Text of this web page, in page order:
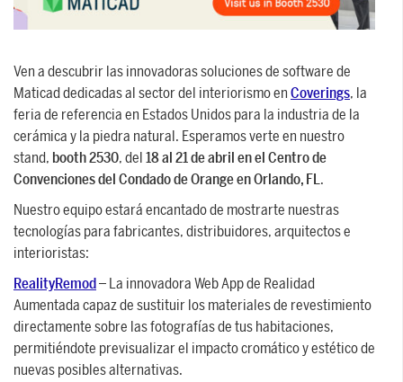
Servicio de asistencia para guiarte en el
uso del software, desde la instalación
hasta la realización de proyectos.
PARA AQUITETOS E DESIGNERS
PARA AQUITETOS E DESIGNERS
Saiba mais >
Ven a descubrir las innovadoras soluciones de software de
Maticad dedicadas al sector del interiorismo enCoverings, la
feria de referencia en Estados Unidos para la industria de la
cerámica y la piedra natural. Esperamos verte en nuestro
stand, booth 2530, del18 al 21 de abril en el Centro de
Convenciones del Condado de Orange en Orlando, FL.
Nuestro equipo estará encantado de mostrarte nuestras
tecnologías para fabricantes, distribuidores, arquitectos e
interioristas:
RealityRemod– La innovadora Web App de Realidad
Aumentada capaz de sustituir los materiales de revestimiento
directamente sobre las fotografías de tus habitaciones,
permitiéndote previsualizar el impacto cromático y estético de
nuevas posibles alternativas.